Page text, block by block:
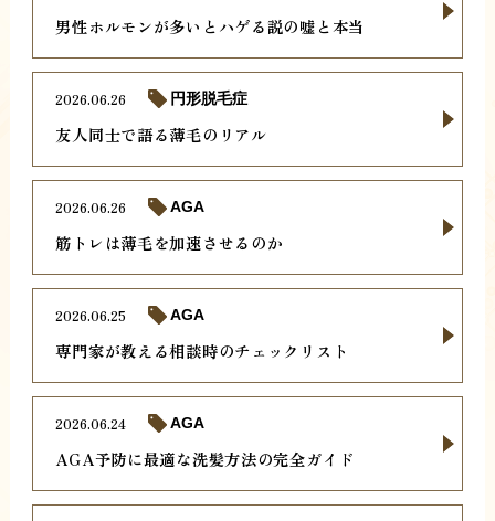
男性ホルモンが多いとハゲる説の嘘と本当
友人同士で語る薄毛のリアル
2026.06.26 円形脱毛症
筋トレは薄毛を加速させるのか
2026.06.26 AGA
専門家が教える相談時のチェックリスト
2026.06.25 AGA
AGA予防に最適な洗髪方法の完全ガイド
2026.06.24 AGA